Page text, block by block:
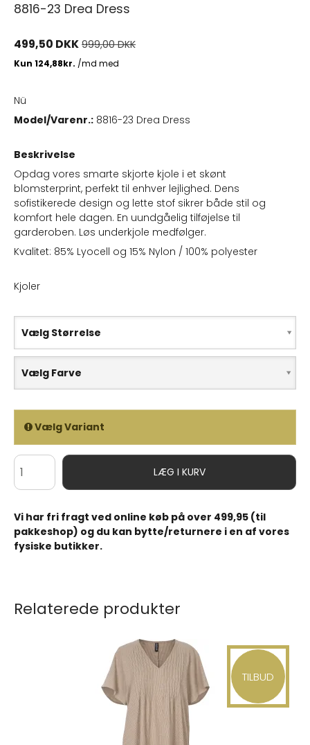
8816-23 Drea Dress
499,50 DKK 999,00 DKK
Nü
Model/Varenr.: 8816-23 Drea Dress
Beskrivelse
Opdag vores smarte skjorte kjole i et skønt
blomsterprint, perfekt til enhver lejlighed. Dens
sofistikerede design og lette stof sikrer både stil og
komfort hele dagen. En uundgåelig tilføjelse til
garderoben. Løs underkjole medfølger.
Kvalitet: 85% Lyocell og 15% Nylon / 100% polyester
Kjoler
Vælg Størrelse
Vælg Farve
Vælg Variant
LÆG I KURV
Vi har fri fragt ved online køb på over 499,95 (til
pakkeshop) og du kan bytte/returnere i en af vores
fysiske butikker.
Relaterede produkter
TILBUD